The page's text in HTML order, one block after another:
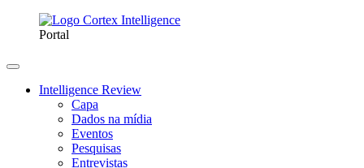
Portal
Intelligence Review
Capa
Dados na mídia
Eventos
Pesquisas
Entrevistas